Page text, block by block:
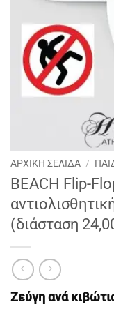
ΑΡΧΙΚΉ ΣΕΛΊΔΑ /
BEACH Flip-
(διάσταση
Ζεύγη ανά